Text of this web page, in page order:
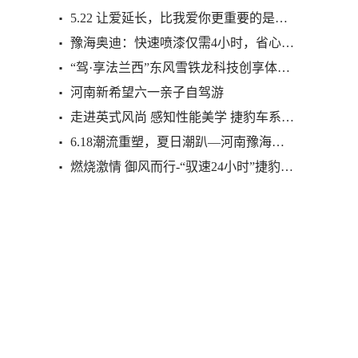
5.22 让爱延长，比我爱你更重要的是我“养”你
豫海奥迪：快速喷漆仅需4小时，省心、省时、更
“驾·享法兰西”东风雪铁龙科技创享体验营第3
河南新希望六一亲子自驾游
走进英式风尚 感知性能美学 捷豹车系主题巡展
6.18潮流重塑，夏日潮趴—河南豫海奥迪Q3潮人汇
燃烧激情 御风而行-“驭速24小时”捷豹F-PACE国